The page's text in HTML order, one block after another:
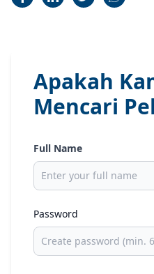
Apakah
Mencari
Full Name
Password